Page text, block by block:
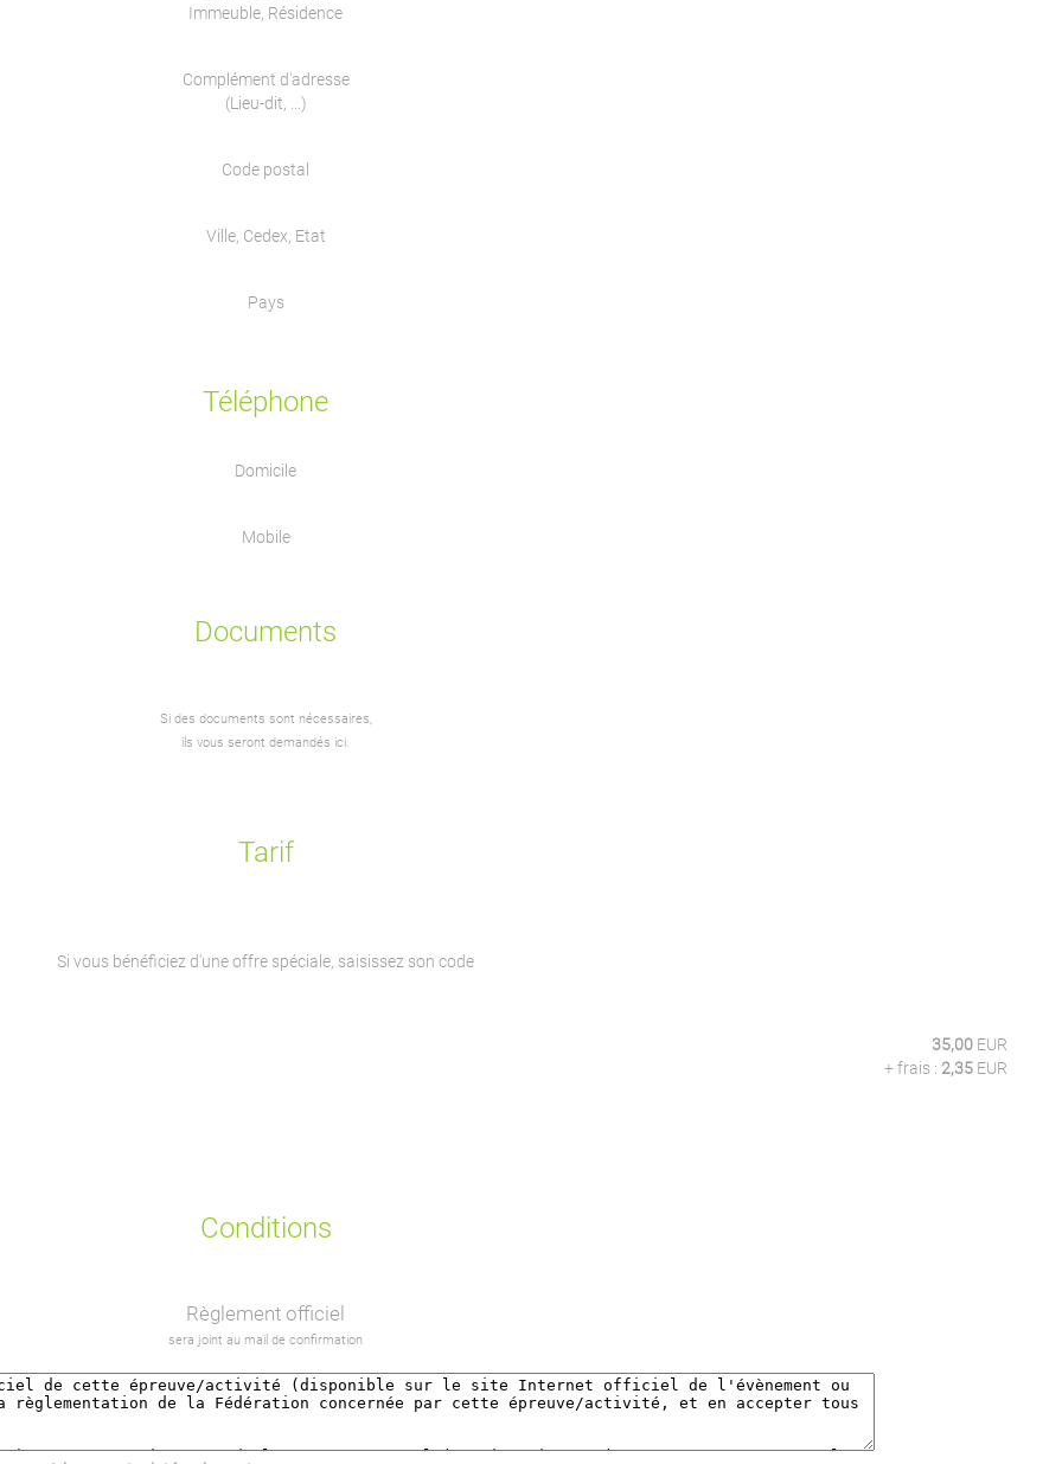
Immeuble, Résidence
Complément d'adresse
(Lieu-dit, ...)
Code postal
Ville, Cedex, Etat
Pays
Téléphone
Domicile
Mobile
Documents
Si des documents sont nécessaires,
ils vous seront demandés ici.
Tarif
Si vous bénéficiez d'une offre spéciale, saisissez son code
35,00 EUR
+ frais : 2,35 EUR
Conditions
Règlement officiel
sera joint au mail de confirmation